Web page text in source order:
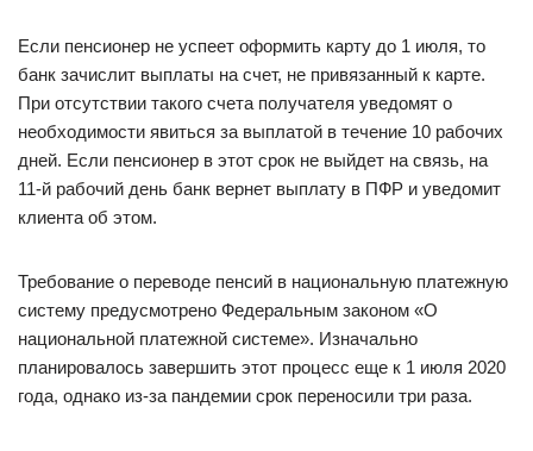
Если пенсионер не успеет оформить карту до 1 июля, то
банк зачислит выплаты на счет, не привязанный к карте.
При отсутствии такого счета получателя уведомят о
необходимости явиться за выплатой в течение 10 рабочих
дней. Если пенсионер в этот срок не выйдет на связь, на
11-й рабочий день банк вернет выплату в ПФР и уведомит
клиента об этом.
Требование о переводе пенсий в национальную платежную
систему предусмотрено Федеральным законом «О
национальной платежной системе». Изначально
планировалось завершить этот процесс еще к 1 июля 2020
года, однако из-за пандемии срок переносили три раза.